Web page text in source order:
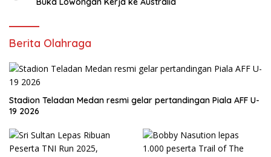
Berita Olahraga
Stadion Teladan Medan resmi gelar pertandingan Piala AFF U-
19 2026